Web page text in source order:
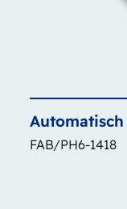
Automatisch
FAB/PH6-1418